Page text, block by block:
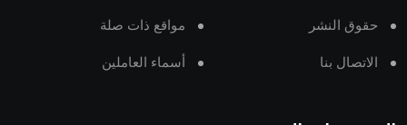
حقوق النشر مواقع ذات صلة
الاتصال بنا أسماء العاملين